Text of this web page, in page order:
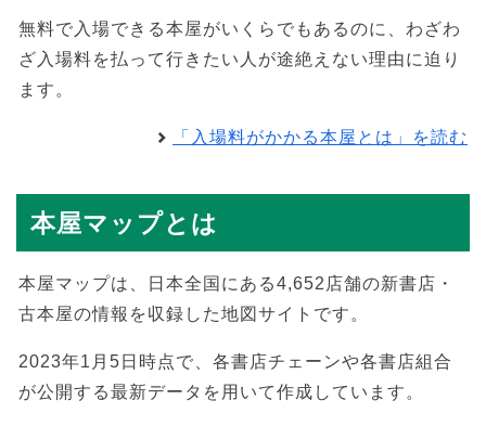
無料で入場できる本屋がいくらでもあるのに、わざわ
ざ入場料を払って行きたい人が途絶えない理由に迫り
ます。
「入場料がかかる本屋とは」を読む
本屋マップとは
本屋マップは、日本全国にある4,652店舗の新書店・
古本屋の情報を収録した地図サイトです。
2023年1月5日時点で、各書店チェーンや各書店組合
が公開する最新データを用いて作成しています。